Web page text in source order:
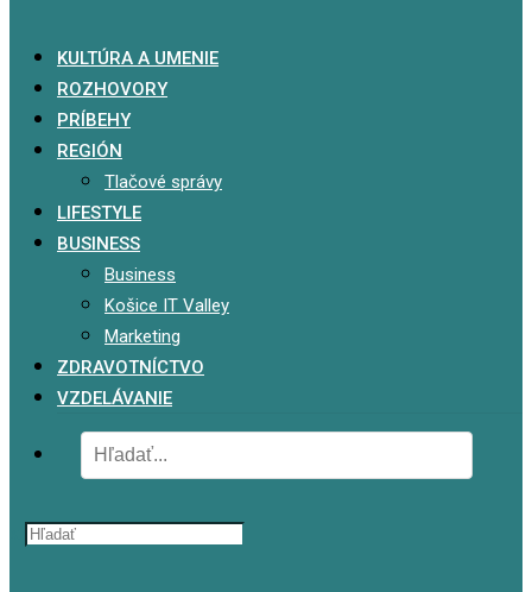
KULTÚRA A UMENIE
ROZHOVORY
PRÍBEHY
REGIÓN
Tlačové správy
LIFESTYLE
BUSINESS
Business
Košice IT Valley
Marketing
ZDRAVOTNÍCTVO
VZDELÁVANIE